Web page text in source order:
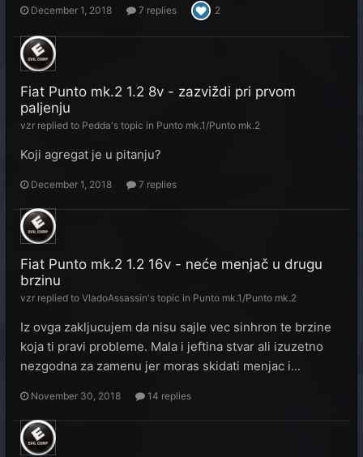
December 1, 2018 7 replies 2
Fiat Punto mk.2 1.2 8v - zazviždi pri prvom
paljenju
vzr replied to Pedda's topic in Punto mk.1/Punto mk.2
Koji agregat je u pitanju?
December 1, 2018 7 replies
Fiat Punto mk.2 1.2 16v - neće menjač u drugu
brzinu
vzr replied to VladoAssassin's topic in Punto mk.1/Punto mk.2
Iz ovga zakljucujem da nisu sajle vec sinhron te brzine
koja ti pravi probleme. Mala i jeftina stvar ali izuzetno
nezgodna za zamenu jer moras skidati menjac i...
November 30, 2018 14 replies